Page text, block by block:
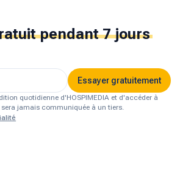
pendant 7 jours
Essayer gratuitement
quotidienne d'HOSPIMEDIA et d'accéder à
jamais communiquée à un tiers.